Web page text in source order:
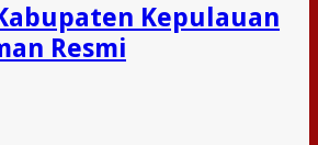
Kepulauan
Resmi